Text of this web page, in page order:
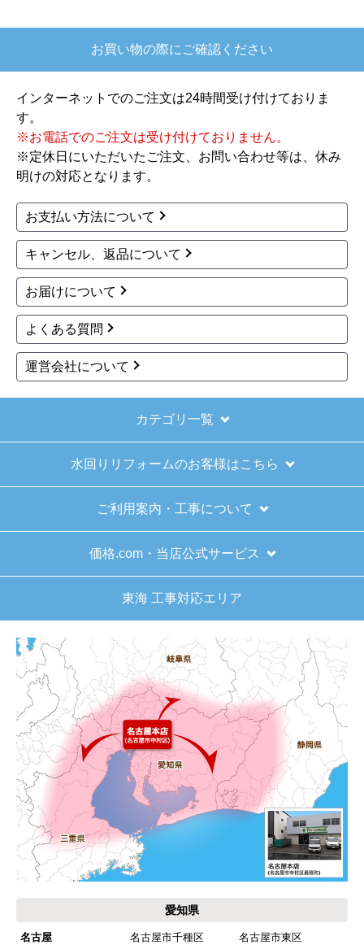
【注文からどのくらいで届きましたか？】
もあると思いますがあまりに早かったので少し驚
【その他感想・コメント】
ショップからの連絡もしっかりありましたし、商
できました。また機会があれば是非利用したいと
思います。
きょりけ
2025年11月9日 07:54
欲しい商品をスムーズに注文できましたか？
はい
ショップからの連絡や対応は適切でしたか？
予定の期日までに商品が届きましたか？
はい
【注文商品】給湯器 【注文時期】2025
年11月頃（モバイルから）
【このショップを選んだ理由は？】
キッチン混合栓に続いて2回目の利用です。価格が
リーズナブルで、HPの構成から見てしっかりして
いる会社だなと思っていたので再度利用。やはり
期待通りにきちんと対応してもらえました。
【注文からどのくらいで届きましたか？】
工事日を自分から発注の2週間先にしていたので、
遅れることもなく予定通りに工事前に到着。
【その他感想・コメント】
保証書に添付する工事店の証明もきちんと対応し
次に何か交換タイミングが来たら、一番の候補先
業者さんです。
お買い物の際にご確認ください
インターネットでのご注文は24時間受け付けておりま
す。
※お電話でのご注文は受け付けておりません。
※定休日にいただいたご注文、お問い合わせ等は、休み
明けの対応となります。
お支払い方法について
キャンセル、返品について
お届けについて
よくある質問
運営会社について
カテゴリ一覧
水回りリフォームのお客様はこちら
ご利用案内・工事について
価格.com・当店公式サービス
東海 工事対応エリア
愛知県
名古屋 名古屋市千種区
名古屋市東区